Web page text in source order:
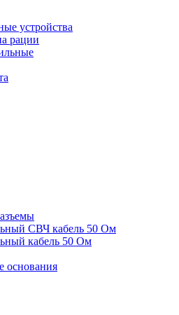
устройства
рации
СВЧ кабель 50 Ом
кабель 50 Ом
основания